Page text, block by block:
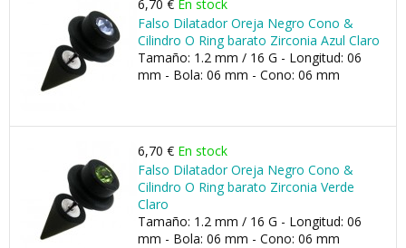
6,70 € En stock
Falso Dilatador Oreja Negro Cono &
Cilindro O Ring barato Zirconia Azul Claro
Tamaño: 1.2 mm / 16 G - Longitud: 06
mm - Bola: 06 mm - Cono: 06 mm
6,70 € En stock
Falso Dilatador Oreja Negro Cono &
Cilindro O Ring barato Zirconia Verde
Claro
Tamaño: 1.2 mm / 16 G - Longitud: 06
mm - Bola: 06 mm - Cono: 06 mm